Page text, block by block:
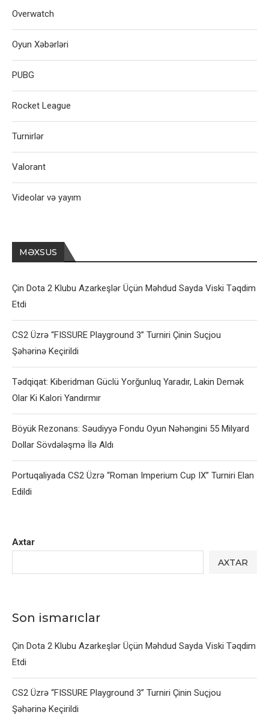
Axtar
AXTAR
Son ismarıclar
Çin Dota 2 Klubu Azarkeşlər Üçün Məhdud Sayda Viski Təqdim
Etdi
CS2 Üzrə “FISSURE Playground 3” Turniri Çinin Suçjou
Şəhərinə Keçirildi
Overwatch
Oyun Xəbərləri
PUBG
Rocket League
Turnirlər
Valorant
Videolar və yayım
MƏXSUS
Çin Dota 2 Klubu Azarkeşlər Üçün Məhdud Sayda Viski Təqdim
Etdi
CS2 Üzrə “FISSURE Playground 3” Turniri Çinin Suçjou
Şəhərinə Keçirildi
Tədqiqat: Kiberidman Güclü Yorğunluq Yaradır, Lakin Demək
Olar Ki Kalori Yandırmır
Böyük Rezonans: Səudiyyə Fondu Oyun Nəhəngini 55 Milyard
Dollar Sövdələşmə İlə Aldı
Portuqaliyada CS2 Üzrə “Roman Imperium Cup IX” Turniri Elan
Edildi